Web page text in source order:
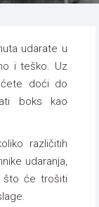
udarate u
i teško. Uz
doći do
boks kao
različitih
udaranja,
što će trošiti